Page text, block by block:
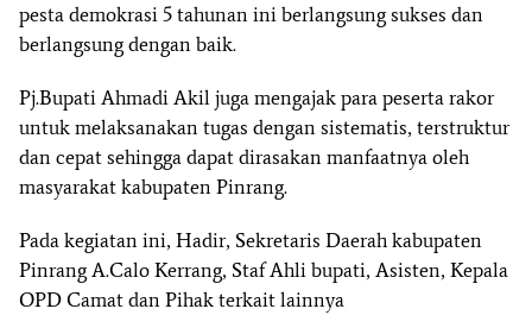
pesta demokrasi 5 tahunan ini berlangsung sukses dan
berlangsung dengan baik.
Pj.Bupati Ahmadi Akil juga mengajak para peserta rakor
untuk melaksanakan tugas dengan sistematis, terstruktur
dan cepat sehingga dapat dirasakan manfaatnya oleh
masyarakat kabupaten Pinrang.
Pada kegiatan ini, Hadir, Sekretaris Daerah kabupaten
Pinrang A.Calo Kerrang, Staf Ahli bupati, Asisten, Kepala
OPD Camat dan Pihak terkait lainnya